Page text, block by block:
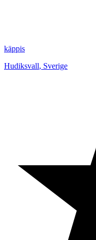
käppis
Hudiksvall, Sverige